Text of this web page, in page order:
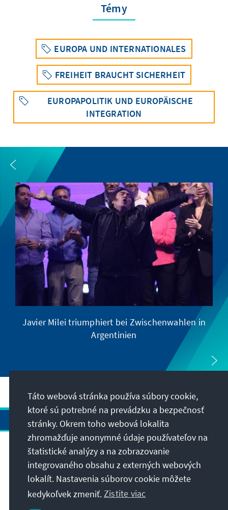
Témy
EUROPA UND INTERNATIONALES
FREIHEIT BRAUCHT SICHERHEIT
EUROPAPOLITIK UND EUROPÄISCHE
INTEGRATION
Javier Milei triumphiert bei Zwischenwahlen in
Argentinien
Adresa
Kontakt
Táto webová stránka používa súbory cookie,
ktoré sú potrebné na prevádzku a bezpečnosť
stránky. Okrem toho webová lokalita
zhromažďuje anonymné údaje používateľov na
štatistické analýzy a na zobrazovanie
integrovaného obsahu z externých webových
lokalít. Nastavenia súborov cookie môžete
kedykoľvek zmeniť.Zistite viac